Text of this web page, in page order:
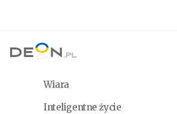
Wiara
Inteligentne życie